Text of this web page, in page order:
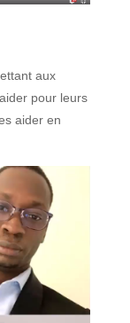
aux
pour leurs
aider en